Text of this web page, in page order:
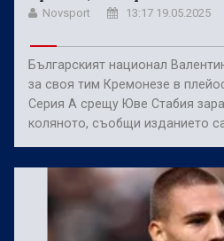
Novsport 13:17 19.05.2025
Българският национал
за своя тим Кремонезе в
Серия А срещу Юве Стабия
коляното, съобщи изданието